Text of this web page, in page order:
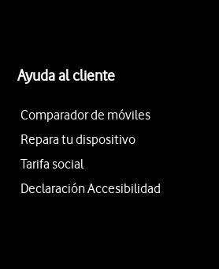
Ayuda al cliente
Comparador de móviles
Repara tu dispositivo
Tarifa social
Declaración Accesibilidad